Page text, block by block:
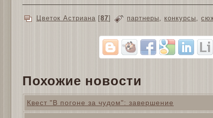
Цветок Астриана [87] партнеры конкурсы
Похожие новости
Квест "В погоне за чудом": завершение